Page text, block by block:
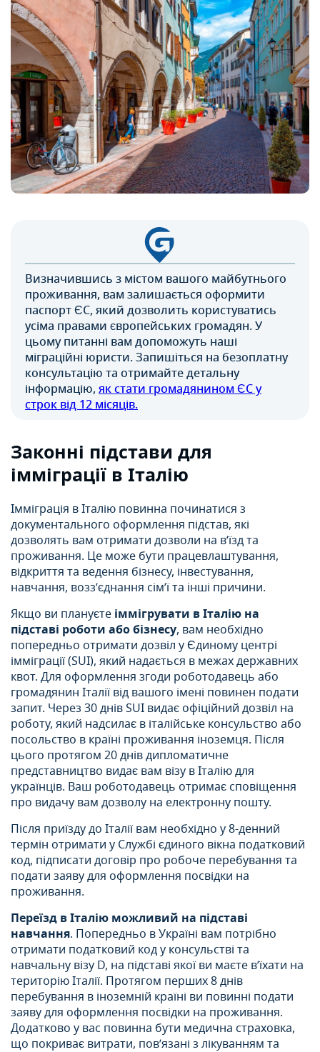
Визначившись з містом вашого майбутнього
проживання, вам залишається оформити
паспорт ЄС, який дозволить користуватись
усіма правами європейських громадян. У
цьому питанні вам допоможуть наші
міграційні юристи. Запишіться на безоплатну
консультацію та отримайте детальну
інформацію,як стати громадянином ЄС у
строк від 12 місяців.
Законні підстави для
імміграції в Італію
Імміграція в Італію повинна починатися з
документального оформлення підстав, які
дозволять вам отримати дозволи на в’їзд та
проживання. Це може бути працевлаштування,
відкриття та ведення бізнесу, інвестування,
навчання, возз’єднання сім’ї та інші причини.
Якщо ви плануєте іммігрувати в Італію на
підставі роботи або бізнесу, вам необхідно
попередньо отримати дозвіл у Єдиному центрі
імміграції (SUI), який надається в межах державних
квот. Для оформлення згоди роботодавець або
громадянин Італії від вашого імені повинен подати
запит. Через 30 днів SUI видає офіційний дозвіл на
роботу, який надсилає в італійське консульство або
посольство в країні проживання іноземця. Після
цього протягом 20 днів дипломатичне
представництво видає вам візу в Італію для
українців. Ваш роботодавець отримає сповіщення
про видачу вам дозволу на електронну пошту.
Після приїзду до Італії вам необхідно у 8-денний
термін отримати у Службі єдиного вікна податковий
код, підписати договір про робоче перебування та
подати заяву для оформлення посвідки на
проживання.
Переїзд в Італію можливий на підставі
навчання. Попередньо в Україні вам потрібно
отримати податковий код у консульстві та
навчальну візу D, на підставі якої ви маєте в’їхати на
територію Італії. Протягом перших 8 днів
перебування в іноземній країні ви повинні подати
заяву для оформлення посвідки на проживання.
Додатково у вас повинна бути медична страховка,
що покриває витрати, пов’язані з лікуванням та